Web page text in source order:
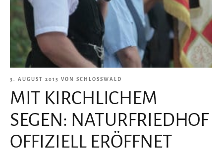
VERÖFFENTLICHT
AM
3. AUGUST 2015 VON SCHLOSSWALD
MIT KIRCHLICHEM
SEGEN: NATURFRIEDHOF
OFFIZIELL ERÖFFNET